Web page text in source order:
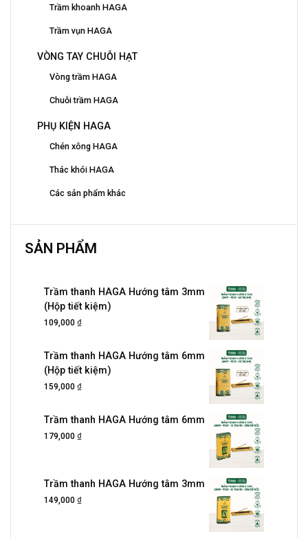
Trầm khoanh HAGA
Trầm vụn HAGA
VÒNG TAY CHUỖI HẠT
Vòng trầm HAGA
Chuỗi trầm HAGA
PHỤ KIỆN HAGA
Chén xông HAGA
Thác khói HAGA
Các sản phẩm khác
SẢN PHẨM
Trầm thanh HAGA Hướng tâm 3mm
(Hộp tiết kiệm)
109,000 ₫
Trầm thanh HAGA Hướng tâm 6mm
(Hộp tiết kiệm)
159,000 ₫
Trầm thanh HAGA Hướng tâm 6mm
179,000 ₫
Trầm thanh HAGA Hướng tâm 3mm
149,000 ₫